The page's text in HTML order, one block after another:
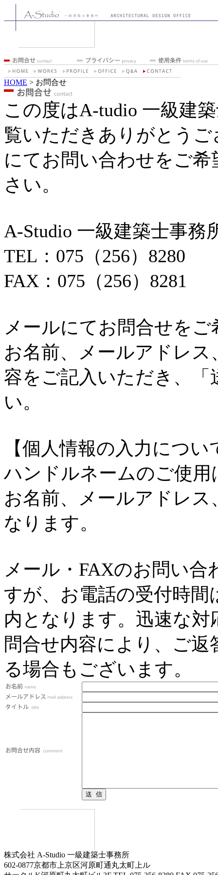
HOME > お問合せ
この度はA-tudio 一級建
覧いただきありがとう
にてお問い合わせをご
さい。
A-Studio 一級建築士事務
TEL：075（256）8280
FAX：075（256）8281
メールにてお問合せを
お名前、メールアドレ
容をご記入いただき、
い。
【個人情報の入力につい
ハンドルネームのご使
お名前、メールアドレ
なります。
メール・FAXのお問い
すが、お電話の受付時間
内となります。迅速な
問合せ内容により、ご
る場合もございます。
株式会社 A-Studio 一級建築士事務所
602-0877京都市上京区河原町通丸太町上ル